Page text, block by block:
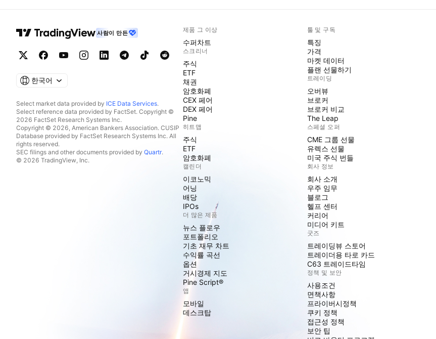
사람이 만든
한국어
Select market data provided by ICE Data Services.
Select reference data provided by FactSet. Copyright ©
2026 FactSet Research Systems Inc.
Copyright © 2026, American Bankers Association. CUSIP
Database provided by FactSet Research Systems Inc. All
rights reserved.
SEC filings and other documents provided by Quartr.
© 2026 TradingView, Inc.
제품 그 이상
수퍼차트
스크리너
주식
ETF
채권
암호화폐
CEX 페어
DEX 페어
Pine
히트맵
주식
ETF
암호화폐
캘린더
이코노믹
어닝
배당
IPOs
더 많은 제품
뉴스 플로우
포트폴리오
기초 재무 차트
수익률 곡선
옵션
거시경제 지도
Pine Script®
앱
모바일
데스크탑
툴 및 구독
특징
가격
마켓 데이터
플랜 선물하기
트레이딩
오버뷰
브로커
브로커 비교
The Leap
스페셜 오퍼
CME 그룹 선물
유렉스 선물
미국 주식 번들
회사 정보
회사 소개
우주 임무
블로그
헬프 센터
커리어
미디어 키트
굿즈
트레이딩뷰 스토어
트레이더용 타로 카드
C63 트레이드타임
정책 및 보안
사용조건
면책사항
프라이버시정책
쿠키 정책
접근성 정책
보안 팁